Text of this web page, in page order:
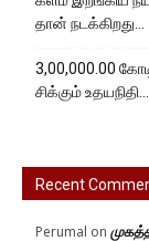
தான் நடக்கிறது…
3,00,000.00
சிக்கும் உதயநிதி…
Recent
Perumal on